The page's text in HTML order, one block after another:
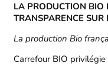
LA PRODUCTION BIO
TRANSPARENCE SUR
La production Bio
Carrefour BIO